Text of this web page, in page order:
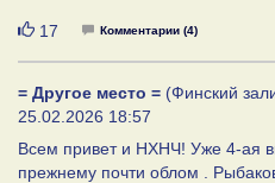
Нравится
17 Комментарии (4)
= Другое место = (Финский
25.02.2026 18:57
Всем привет и НХНЧ! Уже 4-ая
прежнему почти облом .